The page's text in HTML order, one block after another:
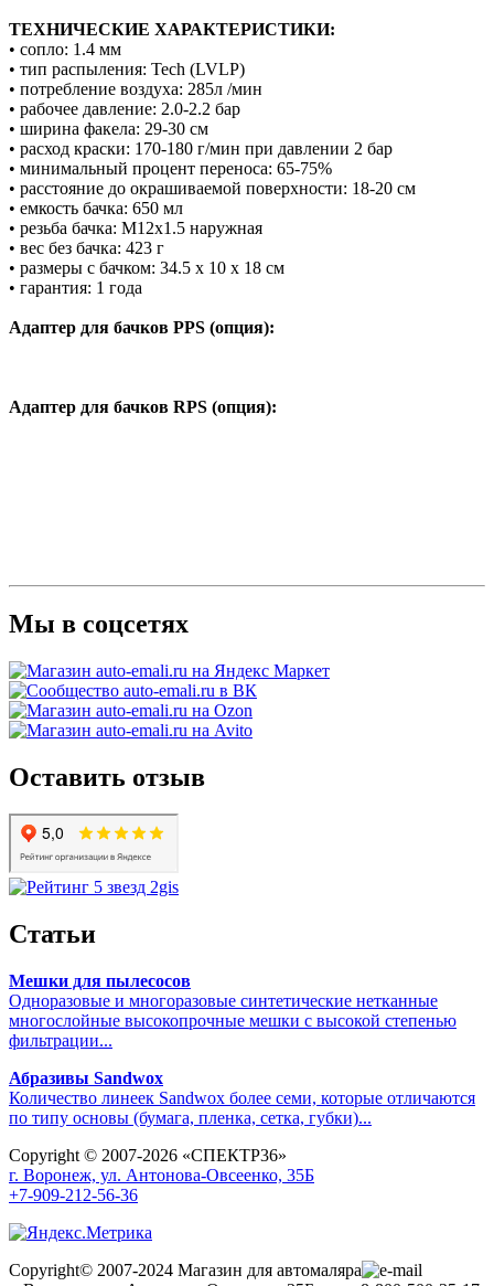
ТЕХНИЧЕСКИЕ ХАРАКТЕРИСТИКИ:
• сопло: 1.4 мм
• тип распыления: Tech (LVLP)
• потребление воздуха: 285л /мин
• рабочее давление: 2.0-2.2 бар
• ширина факела: 29-30 см
• расход краски: 170-180 г/мин при давлении 2 бар
• минимальный процент переноса: 65-75%
• расстояние до окрашиваемой поверхности: 18-20 см
• емкость бачка: 650 мл
• резьба бачка: М12х1.5 наружная
• вес без бачка: 423 г
• размеры с бачком: 34.5 x 10 x 18 см
• гарантия: 1 года
Адаптер для бачков PPS (опция):
Адаптер для бачков RPS (опция):
Мы в соцсетях
Оставить отзыв
Статьи
Мешки для пылесосов
Одноразовые и многоразовые синтетические нетканные
многослойные высокопрочные мешки с высокой степенью
фильтрации...
Абразивы Sandwox
Количество линеек Sandwox более семи, которые отличаются
по типу основы (бумага, пленка, сетка, губки)...
Copyright © 2007-2026 «СПЕКТР36»
г. Воронеж, ул. Антонова-Овсеенко, 35Б
+7-909-212-56-36
Copyright© 2007-2024 Магазин для автомаляра